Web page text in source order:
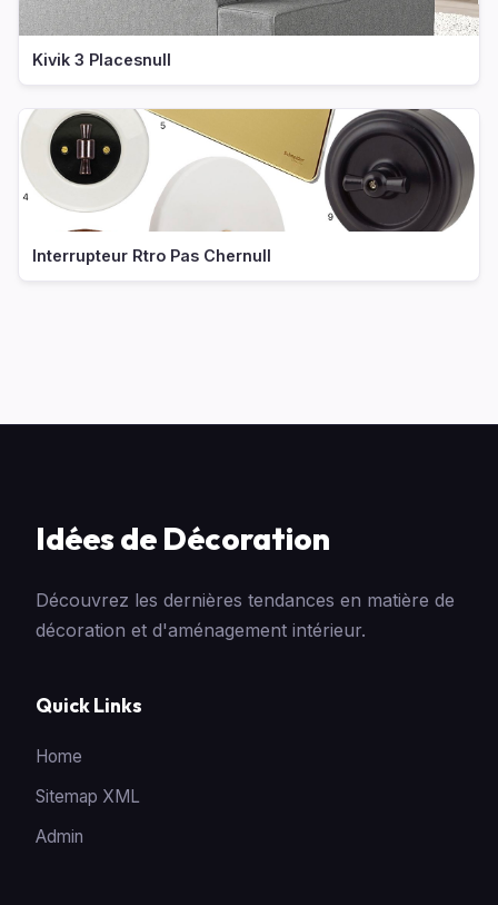
Kivik 3 Placesnull
Interrupteur Rtro Pas Chernull
Idées de Décoration
Découvrez les dernières tendances en matière de
décoration et d'aménagement intérieur.
Quick Links
Home
Sitemap XML
Admin